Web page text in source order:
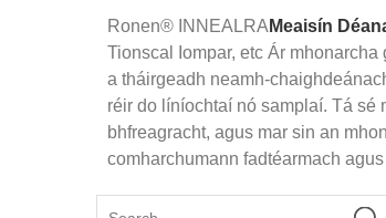
Ronen® INNEALRA Meaisín
Tionscal Iompar, etc Ár
a tháirgeadh neamh-
réir do líníochtaí nó samplaí. Tá sé
bhfreagracht, agus mar sin an
comharchumann fadtéarmach